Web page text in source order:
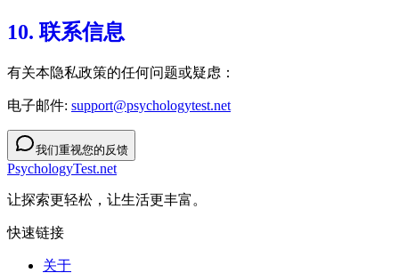
10. 联系信息
有关本隐私政策的任何问题或疑虑：
电子邮件: support@psychologytest.net
我们重视您的反馈
PsychologyTest.net
让探索更轻松，让生活更丰富。
快速链接
关于